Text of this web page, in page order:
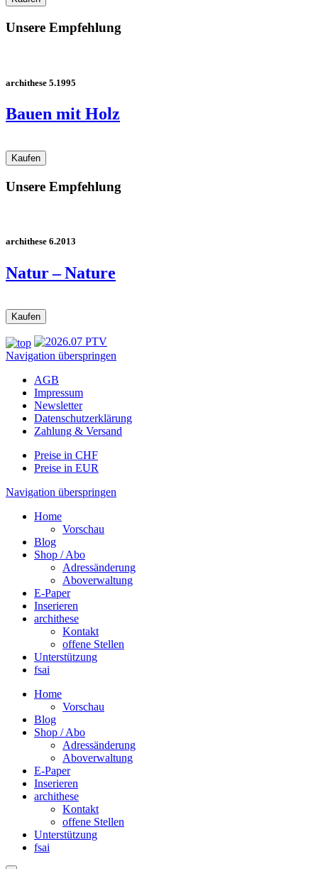
Unsere Empfehlung
archithese 5.1995
Bauen mit Holz
Unsere Empfehlung
archithese 6.2013
Natur – Nature
Navigation überspringen
AGB
Impressum
Newsletter
Datenschutzerklärung
Zahlung & Versand
Preise in CHF
Preise in EUR
Navigation überspringen
Home
Vorschau
Blog
Shop / Abo
Adressänderung
Aboverwaltung
E-Paper
Inserieren
archithese
Kontakt
offene Stellen
Unterstützung
fsai
Home
Vorschau
Blog
Shop / Abo
Adressänderung
Aboverwaltung
E-Paper
Inserieren
archithese
Kontakt
offene Stellen
Unterstützung
fsai